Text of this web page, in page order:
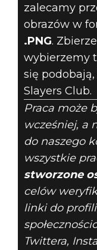
zalecamy
obrazów w
.PNG.
wybierzemy
się
Slayers Club.
Praca może
wcześniej, a
do naszego
wszystkie
stworzone
celów
linki do
Twittera,